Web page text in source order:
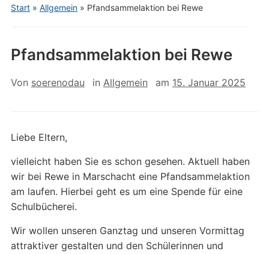
Start» Allgemein» Pfandsammelaktion bei Rewe
Pfandsammelaktion bei Rewe
Von soerenodau in Allgemein am 15. Januar 2025
Liebe Eltern,
vielleicht haben Sie es schon gesehen. Aktuell haben
wir bei Rewe in Marschacht eine Pfandsammelaktion
am laufen. Hierbei geht es um eine Spende für eine
Schulbücherei.
Wir wollen unseren Ganztag und unseren Vormittag
attraktiver gestalten und den Schülerinnen und